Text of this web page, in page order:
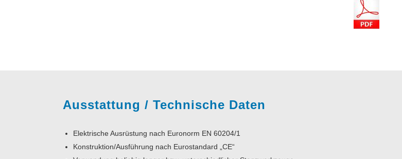
Ausstattung / Technische Daten
Elektrische Ausrüstung nach Euronorm EN 60204/1
Konstruktion/Ausführung nach Eurostandard „CE“